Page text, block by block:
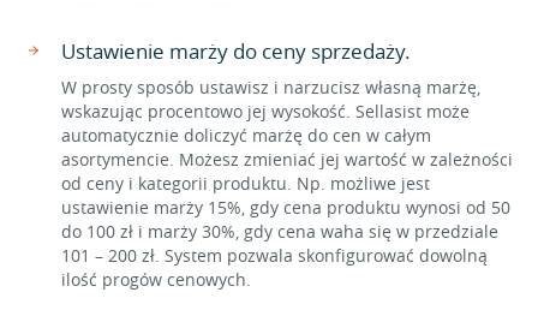
Ustawienie marży do ceny sprzedaży.
W prosty sposób ustawisz i narzucisz własną marżę,
wskazując procentowo jej wysokość. Sellasist może
automatycznie doliczyć marżę do cen w całym
asortymencie. Możesz zmieniać jej wartość w zależności
od ceny i kategorii produktu. Np. możliwe jest
ustawienie marży 15%, gdy cena produktu wynosi od 50
do 100 zł i marży 30%, gdy cena waha się w przedziale
101 – 200 zł. System pozwala skonfigurować dowolną
ilość progów cenowych.